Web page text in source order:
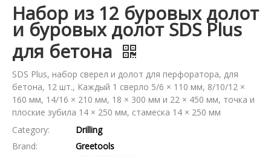
Набор из 12 буровых долот
и буровых долот SDS Plus
для бетона
SDS Plus, набор сверел и долот для перфоратора, для
бетона, 12 шт., Каждый 1 сверло 5/6 × 110 мм, 8/10/12 ×
160 мм, 14/16 × 210 мм, 18 × 300 мм и 22 × 450 мм, точка и
плоские зубила 14 × 250 мм, стамеска 14 × 250 мм
Category:
Drilling
Brand:
Greetools